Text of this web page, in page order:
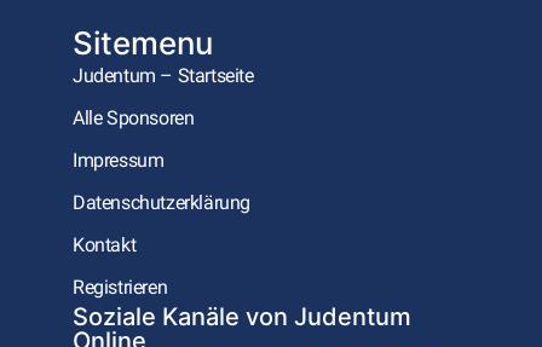
Sitemenu
Judentum – Startseite
Alle Sponsoren
Impressum
Datenschutzerklärung
Kontakt
Registrieren
Soziale Kanäle von Judentum